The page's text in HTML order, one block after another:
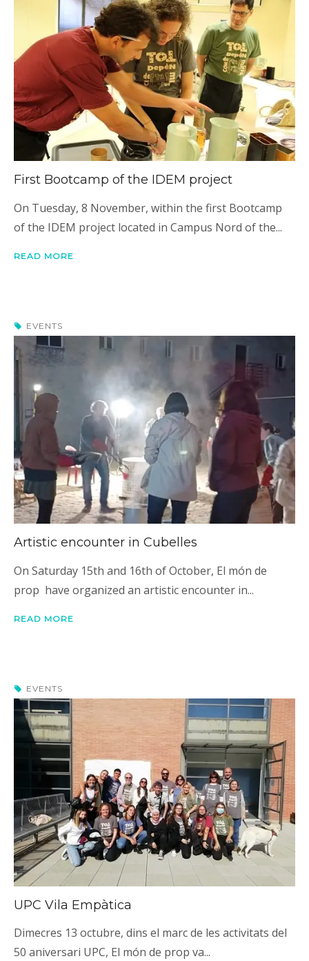
First Bootcamp of the IDEM project
On Tuesday, 8 November, within the first Bootcamp
of the IDEM project located in Campus Nord of the...
READ MORE
EVENTS
Artistic encounter in Cubelles
On Saturday 15th and 16th of October, El món de
prop have organized an artistic encounter in...
READ MORE
EVENTS
UPC Vila Empàtica
Dimecres 13 octubre, dins el marc de les activitats del
50 aniversari UPC, El món de prop va...